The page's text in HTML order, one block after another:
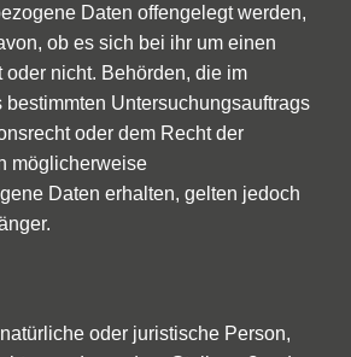
Daten offengelegt werden,
ob es sich bei ihr um einen
oder nicht. Behörden, die im
bestimmten Untersuchungsauftrags
oder dem Recht der
möglicherweise
Daten erhalten, gelten jedoch
oder juristische Person,